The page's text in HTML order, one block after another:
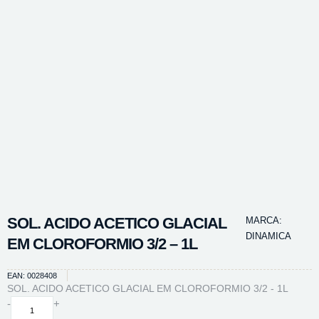
SOL. ACIDO ACETICO GLACIAL
EM CLOROFORMIO 3/2 – 1L
MARCA:
DINAMICA
EAN: 0028408
SOL. ACIDO ACETICO GLACIAL EM CLOROFORMIO 3/2 - 1L
-
SOL.
+